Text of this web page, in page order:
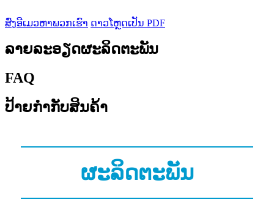
ສົ່ງອີເມວຫາພວກເຮົາ ດາວໂຫຼດເປັນ PDF
ລາຍລະອຽດຜະລິດຕະພັນ
FAQ
ປ້າຍກຳກັບສິນຄ້າ
ຜະລິດຕະພັນ